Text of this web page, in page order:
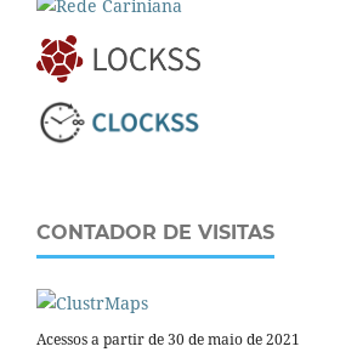
CONTADOR DE VISITAS
Acessos a partir de 30 de maio de 2021